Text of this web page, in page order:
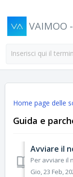
VAIMOO
Home page delle
Guida e
Avviare il
Gio, 23 Feb,